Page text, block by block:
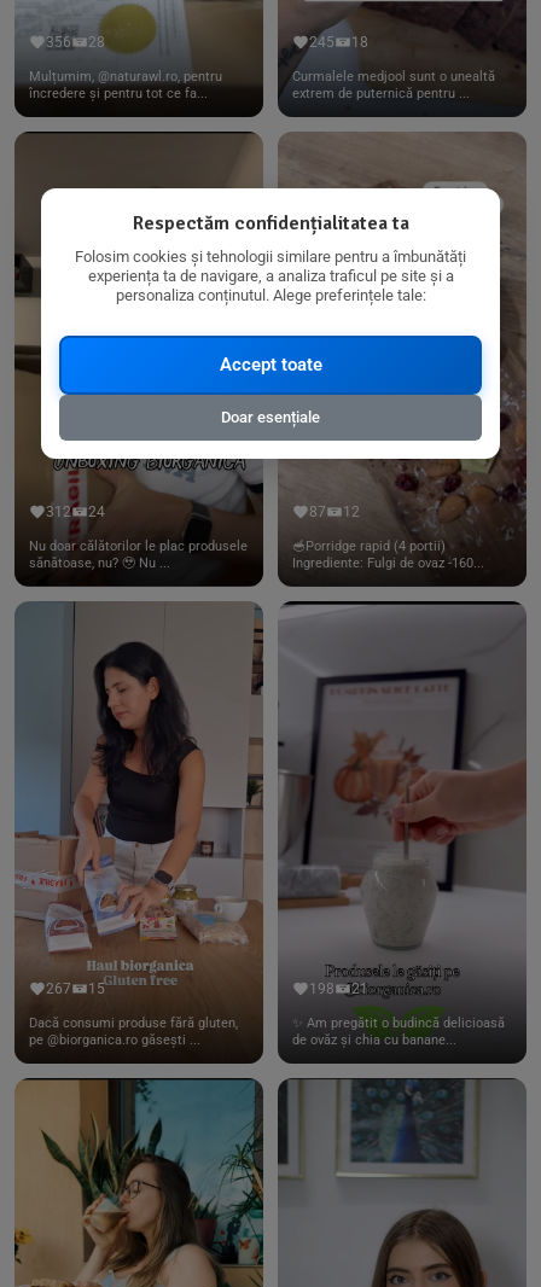
356 28
Mulțumim, @naturawl.ro, pentru
încredere și pentru tot ce fa...
245 18
Curmalele medjool sunt o unealtă
extrem de puternică pentru ...
312 24
Nu doar călătorilor le plac produsele
sănătoase, nu? 🥹 Nu ...
87 12
🥣Porridge rapid (4 portii)
Ingrediente: Fulgi de ovaz -160...
267 15
Dacă consumi produse fără gluten,
pe @biorganica.ro găsești ...
198 21
✨ Am pregătit o budincă delicioasă
de ovăz și chia cu banane...
Respectăm confidențialitatea ta
Folosim cookies și tehnologii similare pentru a îmbunătăți
experiența ta de navigare, a analiza traficul pe site și a
personaliza conținutul. Alege preferințele tale:
Accept toate
Doar esențiale